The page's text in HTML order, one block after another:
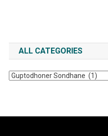
ALL CATEGORIES
All